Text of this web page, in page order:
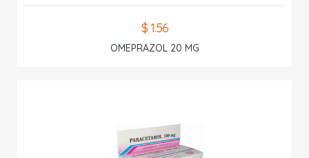
$ 1.56
OMEPRAZOL 20 MG